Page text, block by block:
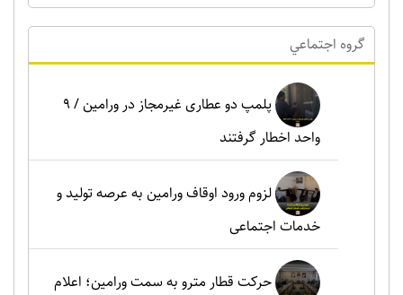
گروه اجتماعي
پلمپ دو عطاری غیرمجاز در ورامین / ۹
واحد اخطار گرفتند
لزوم ورود اوقاف ورامین به عرصه تولید و
خدمات اجتماعی
حرکت قطار مترو به سمت ورامین؛ اعلام